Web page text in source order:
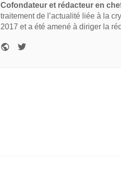
Cofondateur et rédacteur en
traitement de l’actualité liée à la
2017 et a été amené à diriger la